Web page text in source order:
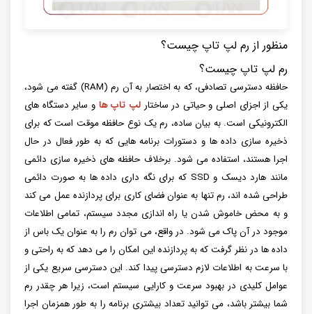
منظور از رم لپ تاپ چیست؟
رم لپ تاپ چیست؟
حافظه دسترسی تصادفی، که به اختصار به آن رم (RAM) گفته می شود،
یکی از اجزای اصلی و حیاتی در ساختارلپ تاپ هاو سایر دستگاه های
الکترونیکی است. به بیان ساده، رم یک نوع حافظه موقت است که برای
ذخیره سازی داده ها و دستورات برنامه هایی که به طور فعال در حال
اجرا هستند، استفاده می شود. برخلاف حافظه های ذخیره سازی دائمی
مانند هارد دیسک و SSD که برای نگه داری داده ها به صورت دائمی
طراحی شده اند، رم تنها به عنوان فضای کاری برای پردازنده عمل می کند
و به محض خاموش شدن یا راه اندازی مجدد سیستم، تمامی اطلاعات
موجود در آن پاک می شود. در واقع، می توان رم را به عنوان یک باس از
داده ها در نظر گرفت که به پردازنده این امکان را می دهد که به راحتی و
با سرعت به اطلاعات لازم دسترسی پیدا کند. این دسترسی سریع یکی از
عوامل کلیدی در بهبود سرعت و کارایی سیستم است، زیرا هر چقدر رم
شما بیشتر باشد، می توانید تعداد بیشتری برنامه را به طور همزمان اجرا